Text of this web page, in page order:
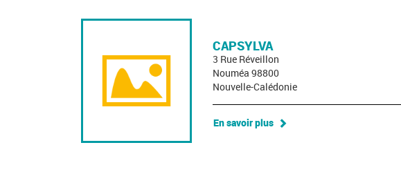
CAPSYLVA
3 Rue Réveillon
Nouméa 98800
Nouvelle-Calédonie
En savoir plus